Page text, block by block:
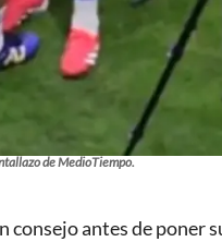
de MedioTiempo.
consejo antes de poner